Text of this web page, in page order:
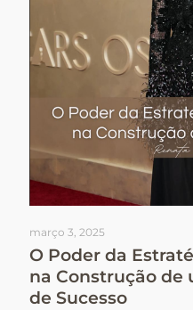
março 3, 2025
O Poder da
na Construção de
de Sucesso